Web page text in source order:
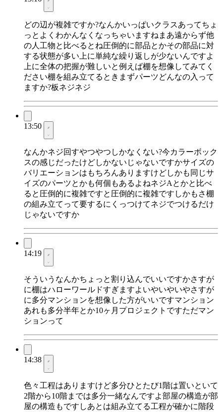
どの辺が複雑ですか?なんかいっぱいクラスあってちょ
っとよくわかんなくなっちゃいますねまあ遠からず他
の人工物と比べるとね圧倒的に部品とかその部品に対
する状態が多い上に単純な繰り返しが少ないんですよ
上に全体の把握が難しいと例えば棚を想像してみてく
ださい棚を組み立てるときまずパーツどんなの入って
ますか?板ネジネジ
13:50
なんかネジ回すやつやつしかなくない?今カラーボック
スの感じだったけどしかないじゃないですかサイズの
バリエーションはもちろんありますけどしかも同じサ
イズのパーツとかも何個もあるよねネジAとかと比べ
ると圧倒的に複雑ですと圧倒的に複雑ですしかもさ棚
の組み立てって要するにくっつけてネジでつけるだけ
じゃないですか
14:19
そういうなんかちょっと割り込んでいいですかさすが
に棚はハローワールドすぎますよいやいやいやさすが
に多分マンションを想像した方がいいですマンション
あれも多分半年とか10ヶ月プロジェクトですただマン
ションって
14:38
色々工程はありますけど多分ひとたび1階は置いといて
2階から10階までは多分一緒なんですよ部屋の構造が部
屋の構造もですしあとは組み立てる工程が確かに階段